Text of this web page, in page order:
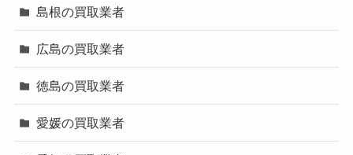
島根の買取業者
広島の買取業者
徳島の買取業者
愛媛の買取業者